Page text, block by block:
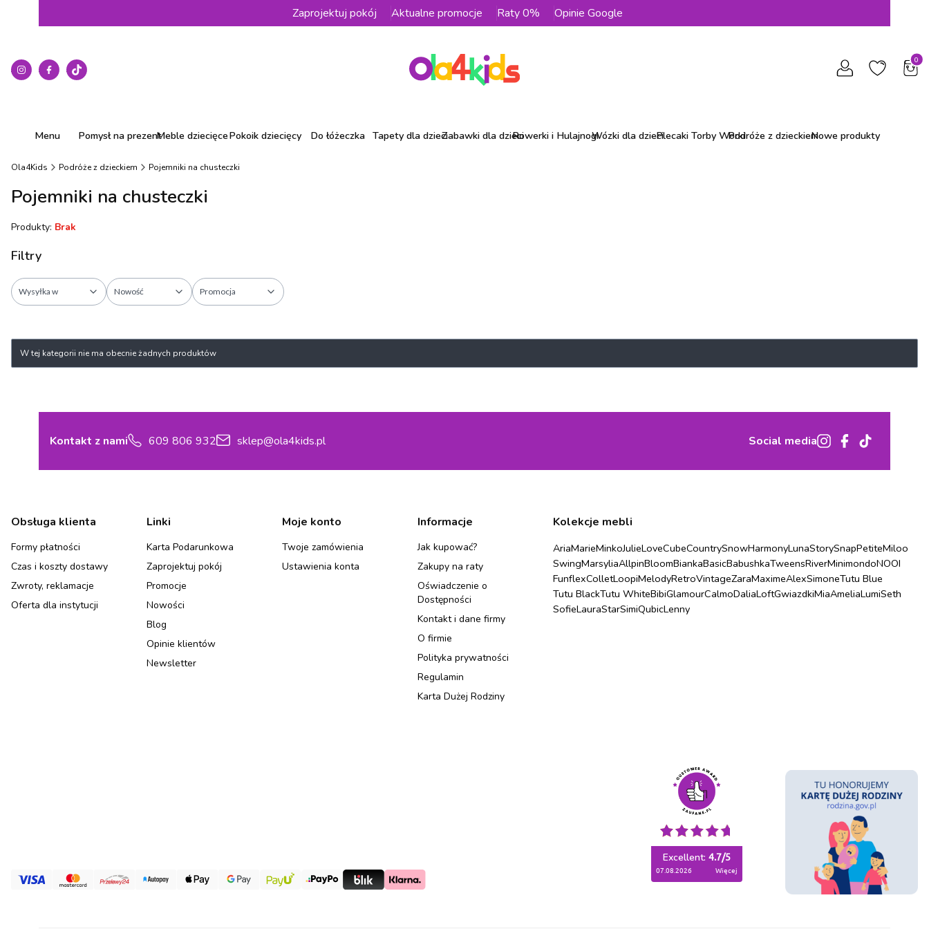
Zaprojektuj pokój Aktualne promocje Raty 0% Opinie Google
Menu Pomysł na prezentMeble dziecięcePokoik dziecięcy Do łóżeczka Tapety dla dzieciZabawki dla dzieciRowerki i HulajnogiWózki dla dzieciPlecaki Torby WorkiPodróże z dzieckiemNowe produkty
Ola4Kids Podróże z dzieckiem Pojemniki na chusteczki
Pojemniki na chusteczki
Produkty: Brak
Filtry
Wysyłka w Nowość Promocja
Lista produktów
W tej kategorii nie ma obecnie żadnych produktów
Kontakt z nami 609 806 932 sklep@ola4kids.pl Social media
Linki w stopce
Obsługa klienta
Formy płatności
Czas i koszty dostawy
Zwroty, reklamacje
Oferta dla instytucji
Linki
Karta Podarunkowa
Zaprojektuj pokój
Promocje
Nowości
Blog
Opinie klientów
Newsletter
Moje konto
Twoje zamówienia
Ustawienia konta
Informacje
Jak kupować?
Zakupy na raty
Oświadczenie o
Dostępności
Kontakt i dane firmy
O firmie
Polityka prywatności
Regulamin
Karta Dużej Rodziny
Kolekcje mebli
AriaMarieMinkoJulieLoveCubeCountrySnowHarmonyLunaStorySnapPetiteMiloo
SwingMarsyliaAllpinBloomBiankaBasicBabushkaTweensRiverMinimondoNOOI
FunflexColletLoopiMelodyRetroVintageZaraMaximeAlexSimoneTutu Blue
Tutu BlackTutu WhiteBibiGlamourCalmoDaliaLoftGwiazdkiMiaAmeliaLumiSeth
SofieLauraStarSimiQubicLenny
Excellent: 4.7/5
07.08.2026 więcej